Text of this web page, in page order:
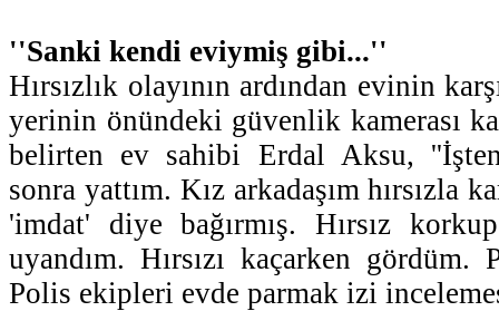
''Sanki kendi eviymiş gibi...''
Hırsızlık olayının ardından evinin
yerinin önündeki güvenlik kamerası
belirten ev sahibi Erdal Aksu,
sonra yattım. Kız arkadaşım hırsızla
'imdat' diye bağırmış. Hırsız
uyandım. Hırsızı kaçarken gördüm.
Polis ekipleri evde parmak izi